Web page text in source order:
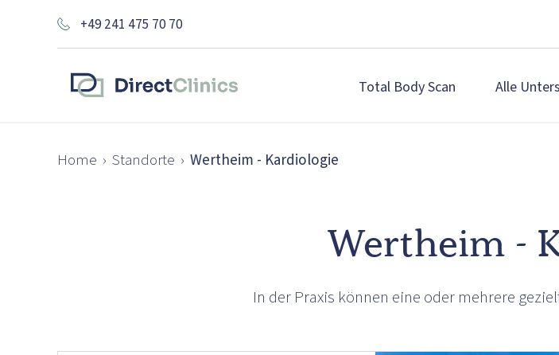
+49 241 475 70 70
Total Body Scan Alle
Home › Standorte › Wertheim - Kardiologie
Wertheim -
In der Praxis können eine oder mehrere